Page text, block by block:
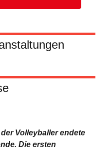
Volleyballer endete
Die ersten